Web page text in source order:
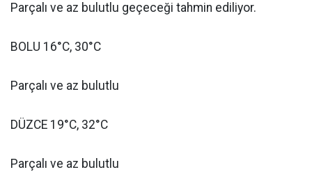
Parçalı ve az bulutlu geçeceği tahmin ediliyor.
BOLU 16°C, 30°C
Parçalı ve az bulutlu
DÜZCE 19°C, 32°C
Parçalı ve az bulutlu